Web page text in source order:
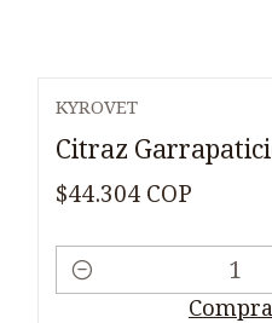
KYROVET
Citraz
$44.304 COP
Cantidad